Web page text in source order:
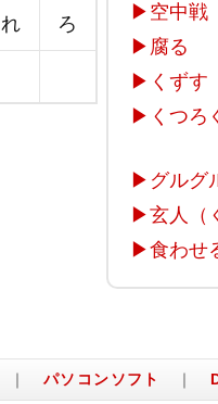
れ ろ
▶ 空中戦
▶ 腐る
▶ くずす
▶ くつろ
▶ グルグ
▶玄人（
▶食わせ
｜ パソコンソフト ｜